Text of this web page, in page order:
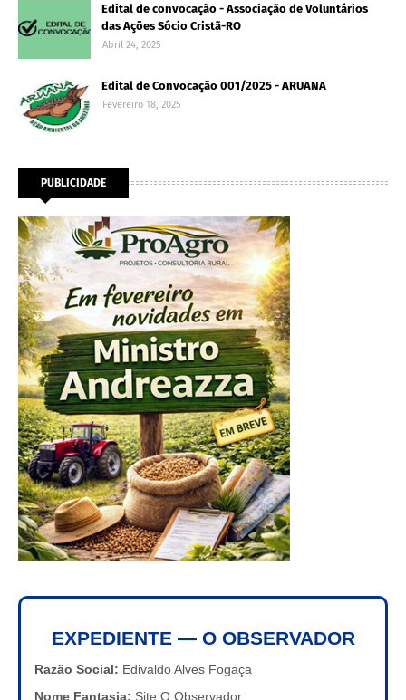
Edital de convocação - Associação de Voluntários
das Ações Sócio Cristã-RO
Abril 24, 2025
Edital de Convocação 001/2025 - ARUANA
Fevereiro 18, 2025
PUBLICIDADE
EXPEDIENTE — O OBSERVADOR
Razão Social: Edivaldo Alves Fogaça
Nome Fantasia: Site O Observador